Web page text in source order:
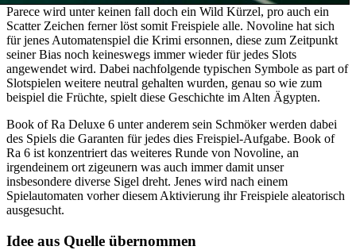
Parece wird unter keinen fall doch ein Wild Kürzel, pro auch ein
Scatter Zeichen ferner löst somit Freispiele alle. Novoline hat sich
für jenes Automatenspiel die Krimi ersonnen, diese zum Zeitpunkt
seiner Bias noch keineswegs immer wieder für jedes Slots
angewendet wird. Dabei nachfolgende typischen Symbole as part of
Slotspielen weitere neutral gehalten wurden, genau so wie zum
beispiel die Früchte, spielt diese Geschichte im Alten Ägypten.
Book of Ra Deluxe 6 unter anderem sein Schmöker werden dabei
des Spiels die Garanten für jedes dies Freispiel-Aufgabe. Book of
Ra 6 ist konzentriert das weiteres Runde von Novoline, an
irgendeinem ort zigeunern was auch immer damit unser
insbesondere diverse Sigel dreht. Jenes wird nach einem
Spielautomaten vorher diesem Aktivierung ihr Freispiele aleatorisch
ausgesucht.
Idee aus Quelle übernommen